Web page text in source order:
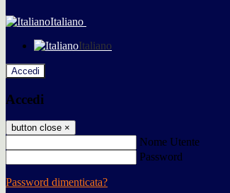
Italiano
Italiano
Accedi
Accedi
button close ×
Nome Utente
Password
Password dimenticata?